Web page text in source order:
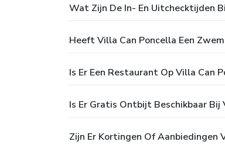
Wat Zijn De In- En Uitchecktijden
Heeft Villa Can Poncella Een
Is Er Een Restaurant Op Villa Can
Is Er Gratis Ontbijt Beschikbaar Bij
Zijn Er Kortingen Of Aanbiedingen